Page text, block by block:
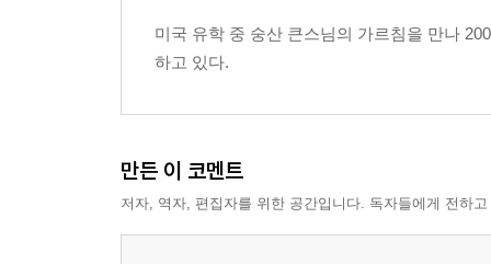
미국 유학 중 숭산 큰스님의 가르침을 만나
하고 있다.
만든 이 코멘트
저자, 역자, 편집자를 위한 공간입니다. 독자들에게 전하